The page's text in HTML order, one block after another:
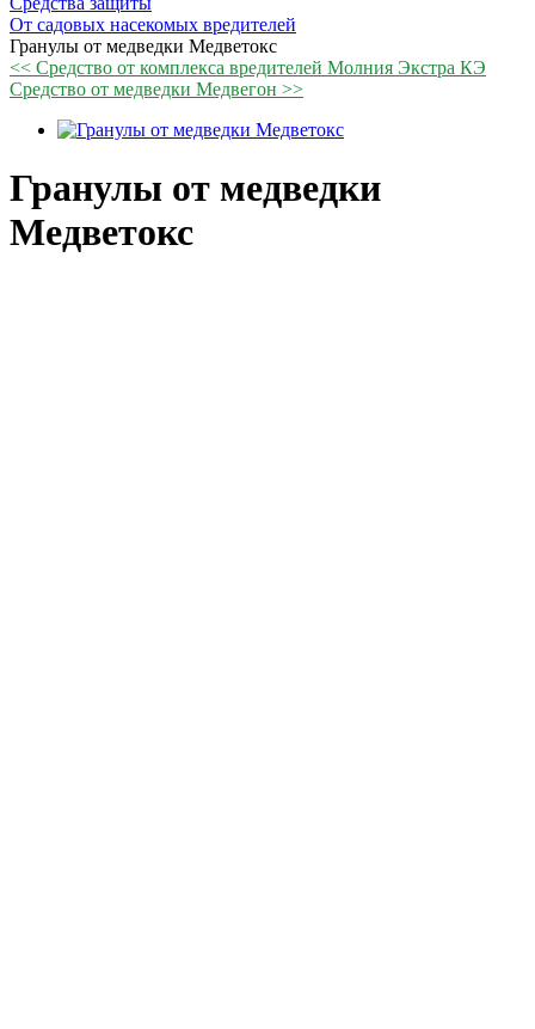
От садовых насекомых вредителей
Гранулы от медведки Медветокс
<< Средство от комплекса вредителей Молния Экстра КЭ
Средство от медведки Медвегон >>
Гранулы от медведки
Медветокс